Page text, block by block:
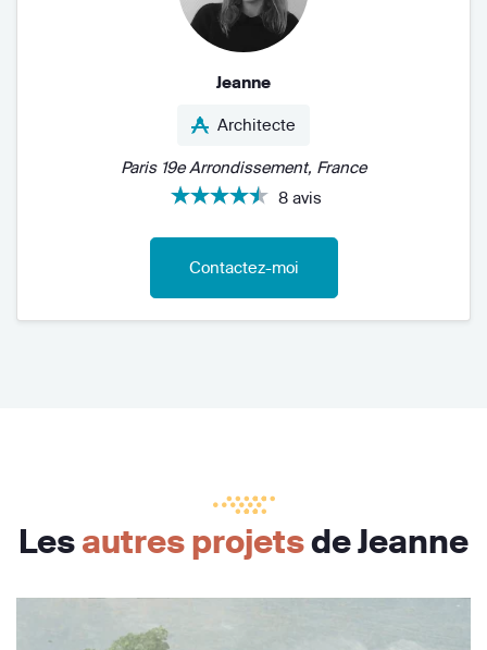
Jeanne
Architecte
Paris 19e Arrondissement, France
8 avis
Contactez-moi
Lesautres projetsde Jeanne